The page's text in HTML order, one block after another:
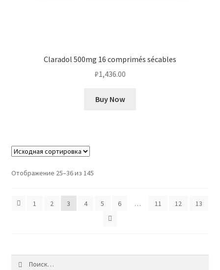
Claradol 500mg 16 comprimés sécables
₽1,436.00
Buy Now
Отображение 25–36 из 145
1 2 3 4 5 6 … 11 12 13